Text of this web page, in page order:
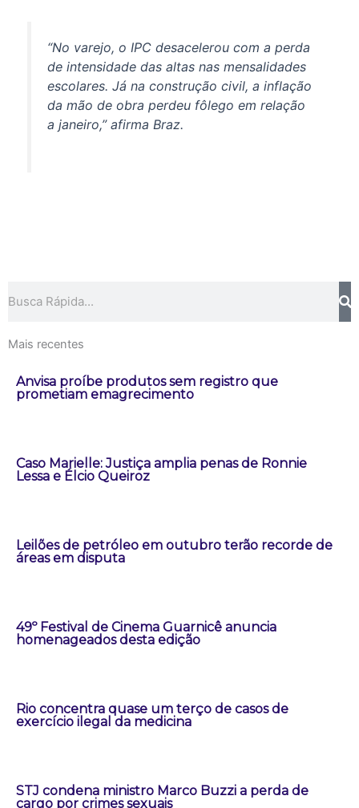
“No varejo, o IPC desacelerou com a perda
de intensidade das altas nas mensalidades
escolares. Já na construção civil, a inflação
da mão de obra perdeu fôlego em relação
a janeiro,” afirma Braz.
Mais recentes
Anvisa proíbe produtos sem registro que
prometiam emagrecimento
Caso Marielle: Justiça amplia penas de Ronnie
Lessa e Élcio Queiroz
Leilões de petróleo em outubro terão recorde de
áreas em disputa
49º Festival de Cinema Guarnicê anuncia
homenageados desta edição
Rio concentra quase um terço de casos de
exercício ilegal da medicina
STJ condena ministro Marco Buzzi a perda de
cargo por crimes sexuais